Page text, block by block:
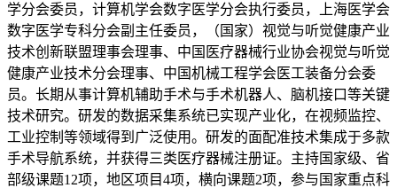
学分会委员，计算机学会数字医学分会执行委员，上海医学会
数字医学专科分会副主任委员，（国家）视觉与听觉健康产业
技术创新联盟理事会理事、中国医疗器械行业协会视觉与听觉
健康产业技术分会理事、中国机械工程学会医工装备分会委
员。长期从事计算机辅助手术与手术机器人、脑机接口等关键
技术研究。研发的数据采集系统已实现产业化，在视频监控、
工业控制等领域得到广泛使用。研发的面配准技术集成于多款
手术导航系统，并获得三类医疗器械注册证。主持国家级、省
部级课题12项，地区项目4项，横向课题2项，参与国家重点科